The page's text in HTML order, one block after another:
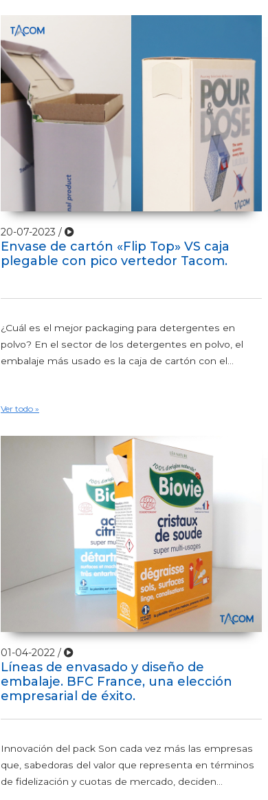
20-07-2023 /
Envase de cartón «Flip Top» VS caja
plegable con pico vertedor Tacom.
¿Cuál es el mejor packaging para detergentes en
polvo? En el sector de los detergentes en polvo, el
embalaje más usado es la caja de cartón con el...
Ver todo »
01-04-2022 /
Líneas de envasado y diseño de
embalaje. BFC France, una elección
empresarial de éxito.
Innovación del pack Son cada vez más las empresas
que, sabedoras del valor que representa en términos
de fidelización y cuotas de mercado, deciden...